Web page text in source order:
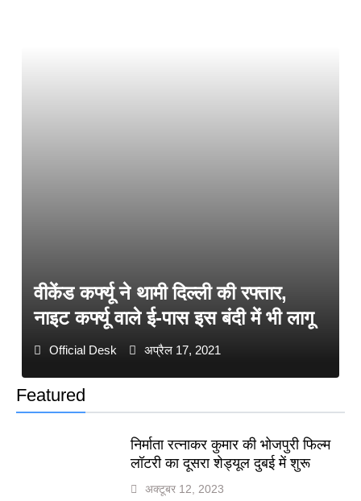
Featured
निर्माता रत्नाकर कुमार की भोजपुरी फिल्म
लॉटरी का दूसरा शेड्यूल दुबई में शुरू
अक्टूबर 12, 2023
वीकेंड कर्फ्यू ने थामी दिल्ली की रफ्तार,
नाइट कर्फ्यू वाले ई-पास इस बंदी में भी लागू
Official Desk अप्रैल 17, 2021